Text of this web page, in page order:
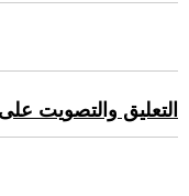
التعليق والتصويت